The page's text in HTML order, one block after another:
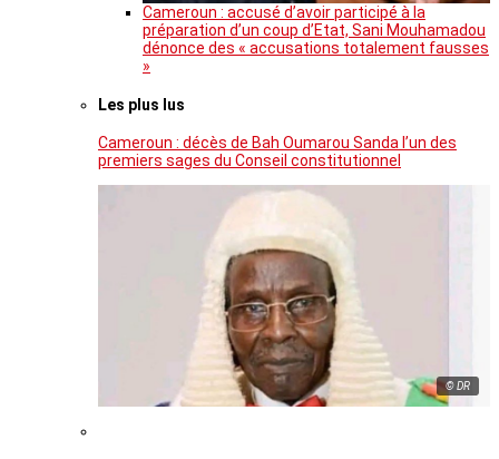
Cameroun : accusé d’avoir participé à la
préparation d’un coup d’Etat, Sani Mouhamadou
dénonce des « accusations totalement fausses
»
Les plus lus
Cameroun : décès de Bah Oumarou Sanda l’un des
premiers sages du Conseil constitutionnel
© DR